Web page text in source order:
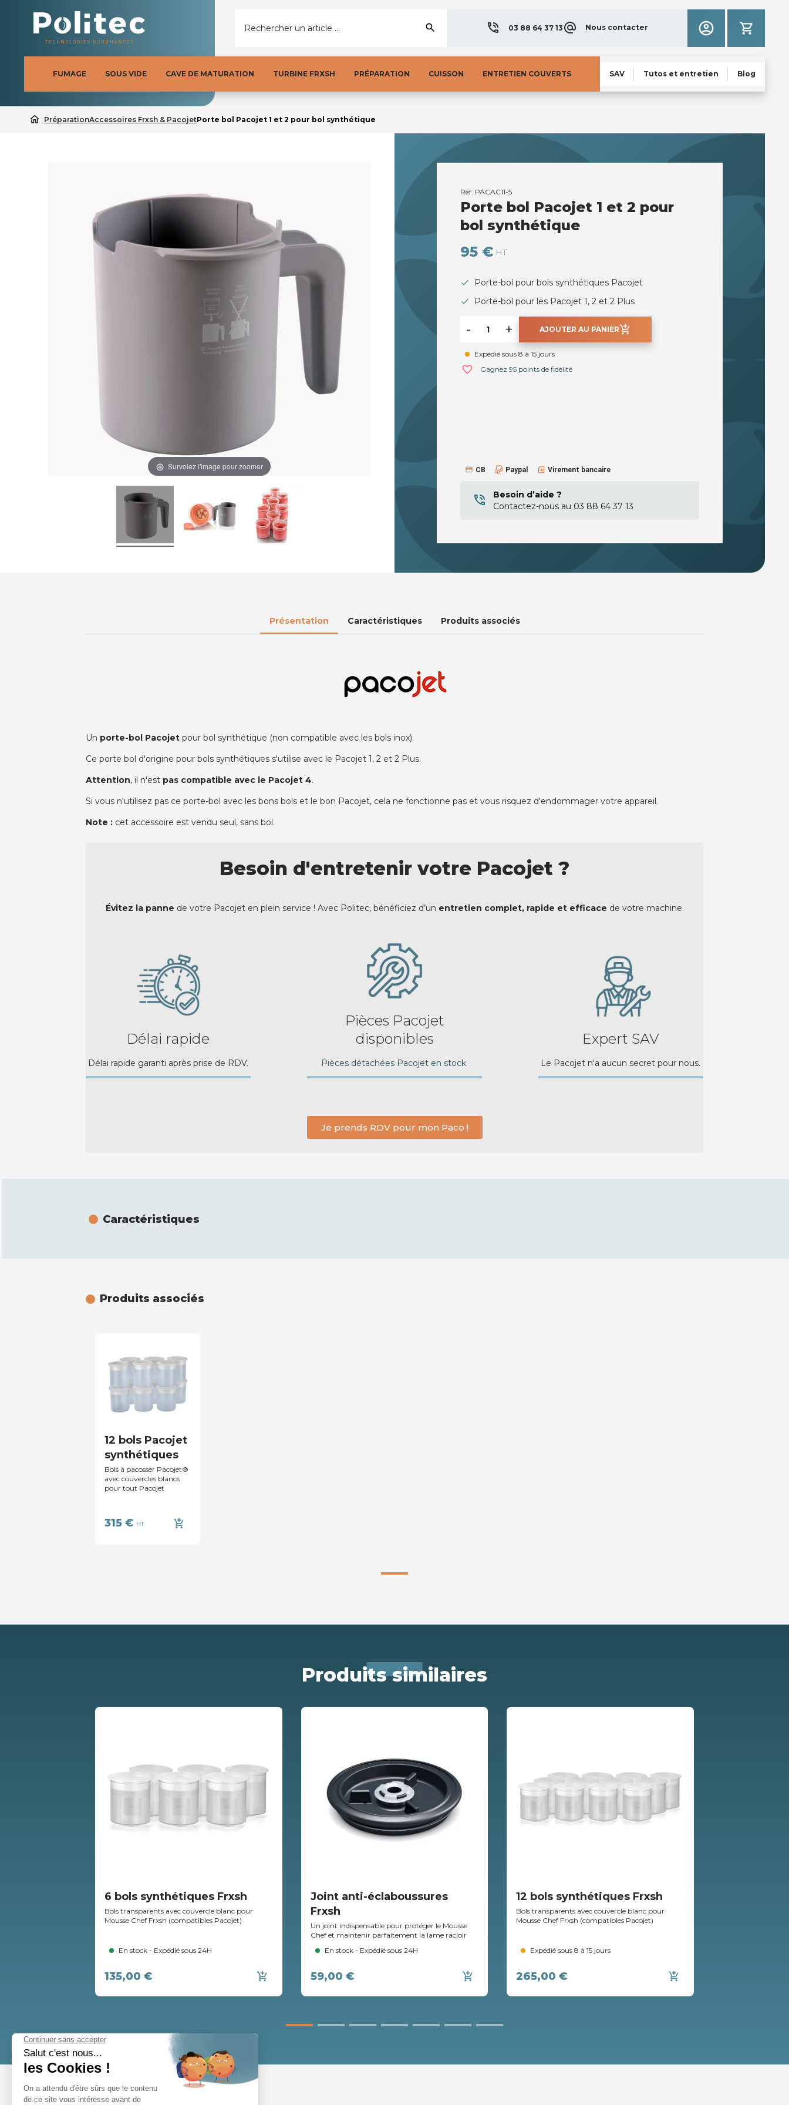
Rechercher un article ... search 03 88 64 37 13 Nous contacter
FUMAGE SOUS VIDE CAVE DE MATURATION TURBINE FRXSH PRÉPARATION CUISSON ENTRETIEN COUVERTS SAV Tutos et entretien Blog
home PréparationAccessoires Frxsh & PacojetPorte bol Pacojet 1 et 2 pour bol synthétique
Survolez l'image pour zoomer
Réf. PACAC11-5
Porte bol Pacojet 1 et 2 pour
bol synthétique
95 € HT
Porte-bol pour bols synthétiques Pacojet
Porte-bol pour les Pacojet 1, 2 et 2 Plus
- + AJOUTER AU PANIERadd_shopping_cart
Expédié sous 8 à 15 jours
favorite_border Gagnez 95 points de fidélité
CB Paypal Virement bancaire
Besoin d’aide ?
Contactez-nous au 03 88 64 37 13
Présentation Caractéristiques Produits associés
Un porte-bol Pacojetpour bol synthétique (non compatible avec les bols inox).
Ce porte bol d'origine pour bols synthétiques s'utilise avec le Pacojet 1, 2 et 2 Plus.
Attention, il n'est pas compatible avec le Pacojet 4.
Si vous n'utilisez pas ce porte-bol avec les bons bols et le bon Pacojet, cela ne fonctionne pas et vous risquez d'endommager votre appareil.
Note : cet accessoire est vendu seul, sans bol.
Besoin d'entretenir votre Pacojet ?
Évitez la panne de votre Pacojet en plein service ! Avec Politec, bénéficiez d’un entretien complet, rapide et efficace de votre machine.
Délai rapide
Délai rapide garanti après prise de RDV.
Pièces Pacojet
disponibles
Pièces détachées Pacojet en stock.
Expert SAV
Le Pacojet n'a aucun secret pour nous.
Je prends RDV pour mon Paco !
Caractéristiques
Produits associés
12 bols Pacojet
synthétiques
Bols à pacosser Pacojet®
avec couvercles blancs
pour tout Pacojet
315 € HT add_shopping_cart
Produits similaires
6 bols synthétiques Frxsh
Bols transparents avec couvercle blanc pour
Mousse Chef Frxsh (compatibles Pacojet)
En stock - Expédié sous 24H
135,00 € add_shopping_cart
Joint anti-éclaboussures
Frxsh
Un joint indispensable pour protéger le Mousse
Chef et maintenir parfaitement la lame racloir
En stock - Expédié sous 24H
59,00 € add_shopping_cart
12 bols synthétiques Frxsh
Bols transparents avec couvercle blanc pour
Mousse Chef Frxsh (compatibles Pacojet)
Expédié sous 8 à 15 jours
265,00 € add_shopping_cart